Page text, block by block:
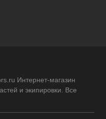
Интернет-магазин
и экипировки. Все